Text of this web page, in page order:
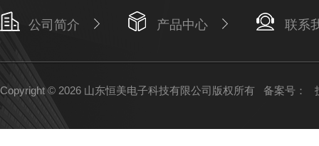
公司简介 产品中心 联系
Copyright © 2026 山东恒美电子科技有限公司版权所有 备案号：